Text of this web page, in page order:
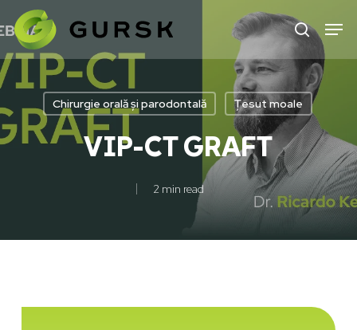
to
main
content
Chirurgie orală și parodontală Țesut moale
VIP-CT GRAFT
2 min read